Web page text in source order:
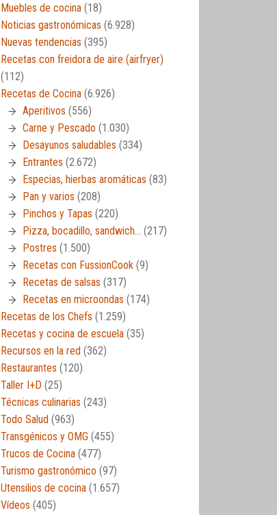
Muebles de cocina (18)
Noticias gastronómicas (6.928)
Nuevas tendencias (395)
Recetas con freidora de aire (airfryer)
(112)
Recetas de Cocina (6.926)
Aperitivos (556)
Carne y Pescado (1.030)
Desayunos saludables (334)
Entrantes (2.672)
Especias, hierbas aromáticas (83)
Pan y varios (208)
Pinchos y Tapas (220)
Pizza, bocadillo, sandwich… (217)
Postres (1.500)
Recetas con FussionCook (9)
Recetas de salsas (317)
Recetas en microondas (174)
Recetas de los Chefs (1.259)
Recetas y cocina de escuela (35)
Recursos en la red (362)
Restaurantes (120)
Taller I+D (25)
Técnicas culinarias (243)
Todo Salud (963)
Transgénicos y OMG (455)
Trucos de Cocina (477)
Turismo gastronómico (97)
Utensilios de cocina (1.657)
Vídeos (405)